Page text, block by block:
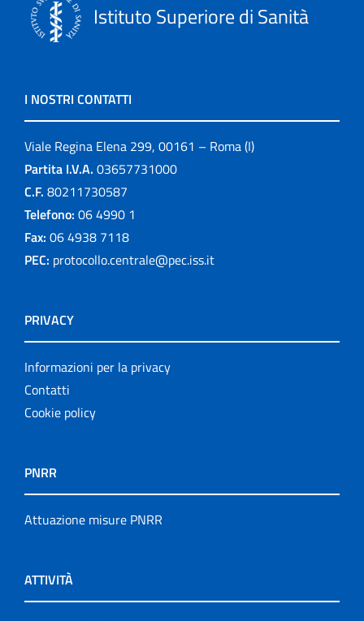
Istituto Superiore di Sanità
I NOSTRI CONTATTI
Viale Regina Elena 299, 00161 – Roma (I)
Partita I.V.A. 03657731000
C.F. 80211730587
Telefono: 06 4990 1
Fax: 06 4938 7118
PEC: protocollo.centrale@pec.iss.it
PRIVACY
Informazioni per la privacy
Contatti
Cookie policy
PNRR
Attuazione misure PNRR
ATTIVITÀ